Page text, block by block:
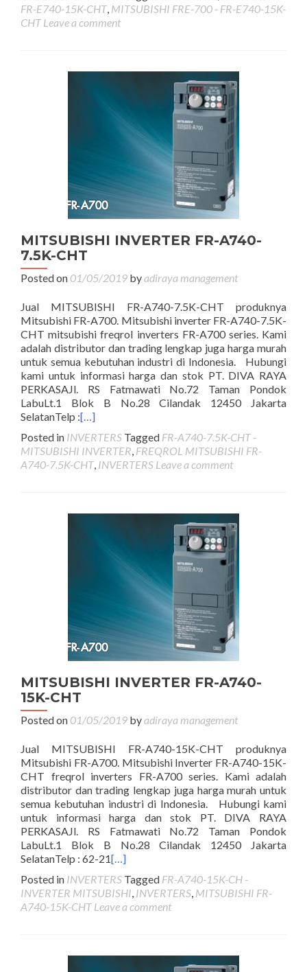
FR-E740-15K-CHT, MITSUBISHI FRE-700 - FR-E740-15K-
CHT Leave a comment
MITSUBISHI INVERTER FR-A740-
7.5K-CHT
Posted on01/05/2019 byadiraya management
Jual MITSUBISHI FR-A740-7.5K-CHT produknya
Mitsubishi FR-A700. Mitsubishi inverter FR-A740-7.5K-
CHT mitsubishi freqrol inverters FR-A700 series. Kami
adalah distributor dan trading lengkap juga harga murah
untuk semua kebutuhan industri di Indonesia. Hubungi
kami untuk informasi harga dan stok PT. DIVA RAYA
PERKASAJl. RS Fatmawati No.72 Taman Pondok
LabuLt.1 Blok B No.28 Cilandak 12450 Jakarta
SelatanTelp :[…]
Posted in INVERTERS Tagged FR-A740-7.5K-CHT -
MITSUBISHI INVERTER, FREQROL MITSUBISHI FR-
A740-7.5K-CHT, INVERTERS Leave a comment
MITSUBISHI INVERTER FR-A740-
15K-CHT
Posted on01/05/2019 byadiraya management
Jual MITSUBISHI FR-A740-15K-CHT produknya
Mitsubishi FR-A700. Mitsubishi Inverter FR-A740-15K-
CHT freqrol inverters FR-A700 series. Kami adalah
distributor dan trading lengkap juga harga murah untuk
semua kebutuhan industri di Indonesia. Hubungi kami
untuk informasi harga dan stok PT. DIVA RAYA
PERKASAJl. RS Fatmawati No.72 Taman Pondok
LabuLt.1 Blok B No.28 Cilandak 12450 Jakarta
SelatanTelp : 62-21[…]
Posted in INVERTERS Tagged FR-A740-15K-CH -
INVERTER MITSUBISHI, INVERTERS, MITSUBISHI FR-
A740-15K-CHT Leave a comment